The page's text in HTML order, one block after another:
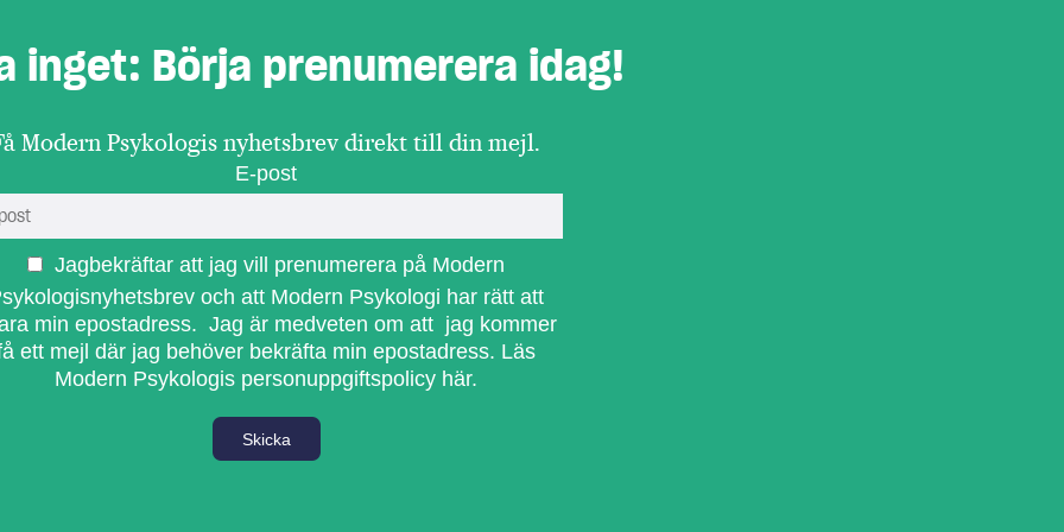
inget: Börja prenumerera idag!
Modern Psykologis nyhetsbrev direkt till din mejl.
E-post
Jagbekräftar att jag vill prenumerera på Modern
och att Modern Psykologi har rätt att
min epostadress. Jag är medveten om att jag kommer
ett mejl där jag behöver bekräfta min epostadress. Läs
Modern Psykologis personuppgiftspolicy här.
Skicka